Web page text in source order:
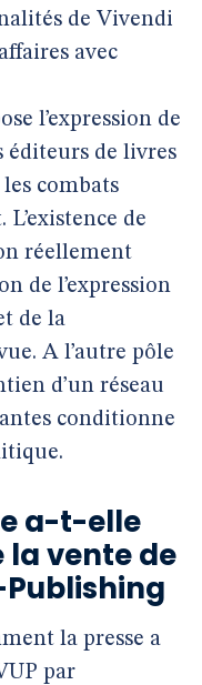
de Vivendi
avec
l’expression de
éditeurs de livres
combats
de
réellement
de l’expression
de la
A l’autre pôle
d’un réseau
conditionne
a-t-elle
la vente de
la presse a
par